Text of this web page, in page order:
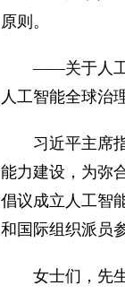
原则。
——关于人工
人工智能全球治
习近平主席
能力建设，为弥
倡议成立人工智
和国际组织派员
女士们，先